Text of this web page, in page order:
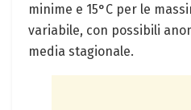
minime e 15°C per le
variabile, con possibili
media stagionale.